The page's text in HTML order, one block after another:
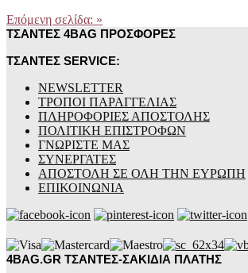
Επόμενη σελίδα: »
ΤΣΑΝΤΕΣ 4BAG ΠΡΟΣΦΟΡΕΣ
ΤΣΑΝΤΕΣ SERVICE:
NEWSLETTER
ΤΡΟΠΟΙ ΠΑΡΑΓΓΕΛΙΑΣ
ΠΛΗΡΟΦΟΡΙΕΣ ΑΠΟΣΤΟΛΗΣ
ΠΟΛΙΤΙΚΗ ΕΠΙΣΤΡΟΦΩΝ
ΓΝΩΡΙΣΤΕ ΜΑΣ
ΣΥΝΕΡΓΑΤΕΣ
ΑΠΟΣΤΟΛΗ ΣΕ ΟΛΗ ΤΗΝ ΕΥΡΩΠΗ
ΕΠΙΚΟΙΝΩΝΙΑ
4BAG.GR ΤΣΑΝΤΕΣ-ΣΑΚΙΔΙΑ ΠΛΑΤΗΣ